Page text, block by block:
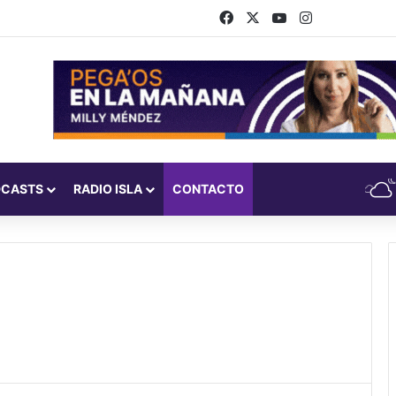
FacebookYouTubeInstagram
RADIO ISLA CONTACTO